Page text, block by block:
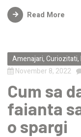
Read More
Amenajari,Curiozitati,
November 8, 2022
Cum sa
faianta
o spargi